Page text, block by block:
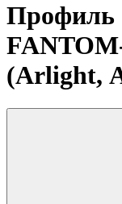
Профиль
(Arlight,